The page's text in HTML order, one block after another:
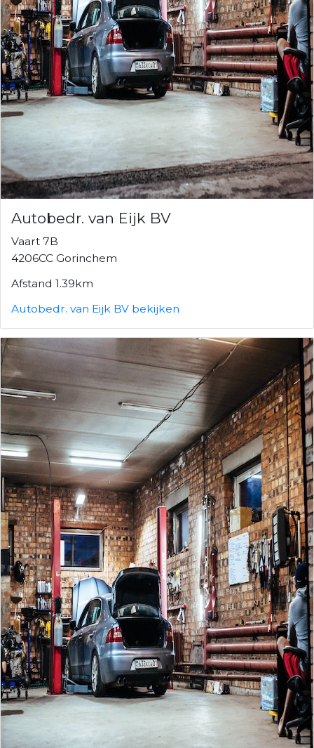
Autobedr. van Eijk BV
Vaart 7B
4206CC Gorinchem
Afstand 1.39km
Autobedr. van Eijk BV bekijken